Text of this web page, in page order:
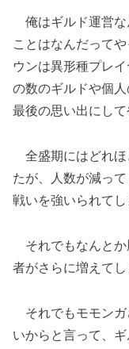
俺はギルド運営な
ことはなんだって
ウンは異形種プレ
の数のギルドや個人
最後の思い出にして
全盛期にはどれほ
たが、人数が減っ
戦いを強いられてし
それでもなんとか
者がさらに増えてし
それでもモモンガ
いからと言って、